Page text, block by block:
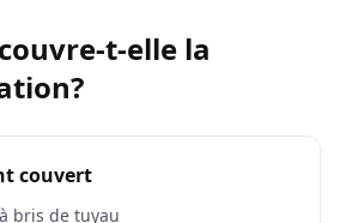
t-elle la
couvert
bris de tuyau